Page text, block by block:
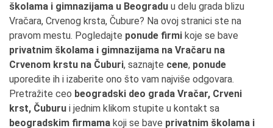
školama i gimnazijama u Beogradu u delu grada blizu
Vračara, Crvenog krsta, Čubure? Na ovoj stranici ste na
pravom mestu. Pogledajte ponude firmi koje se bave
privatnim školama i gimnazijama na Vračaru na
Crvenom krstu na Čuburi, saznajte cene, ponude
uporedite ih i izaberite ono što vam najviše odgovara.
Pretražite ceo beogradski deo grada Vračar, Crveni
krst, Čuburu i jednim klikom stupite u kontakt sa
beogradskim firmama koji se bave privatnim školama i